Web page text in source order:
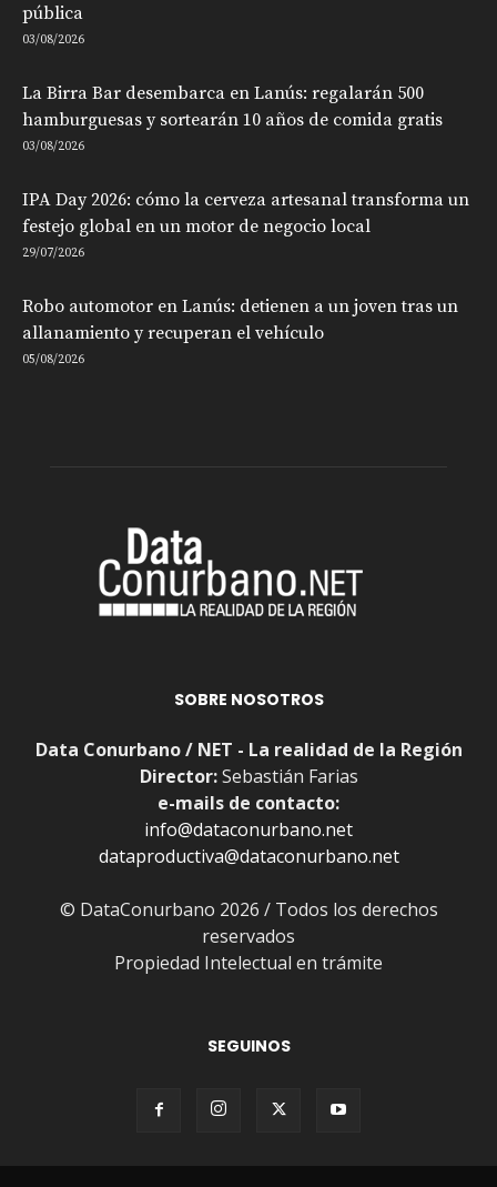
pública
03/08/2026
La Birra Bar desembarca en Lanús: regalarán 500
hamburguesas y sortearán 10 años de comida gratis
03/08/2026
IPA Day 2026: cómo la cerveza artesanal transforma un
festejo global en un motor de negocio local
29/07/2026
Robo automotor en Lanús: detienen a un joven tras un
allanamiento y recuperan el vehículo
05/08/2026
SOBRE NOSOTROS
Data Conurbano / NET - La realidad de la Región
Director:Sebastián Farias
e-mails de contacto:
info@dataconurbano.net
dataproductiva@dataconurbano.net
© DataConurbano 2026 / Todos los derechos
reservados
Propiedad Intelectual en trámite
SEGUINOS